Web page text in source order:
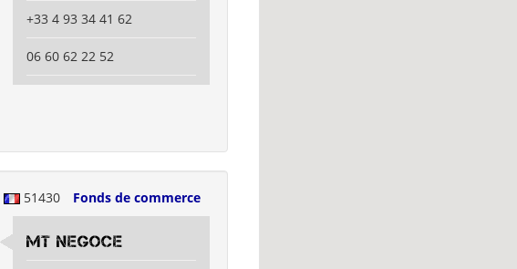
+33 4 93 34 41 62
06 60 62 22 52
51430 Fonds de commerce
MT NEGOCE